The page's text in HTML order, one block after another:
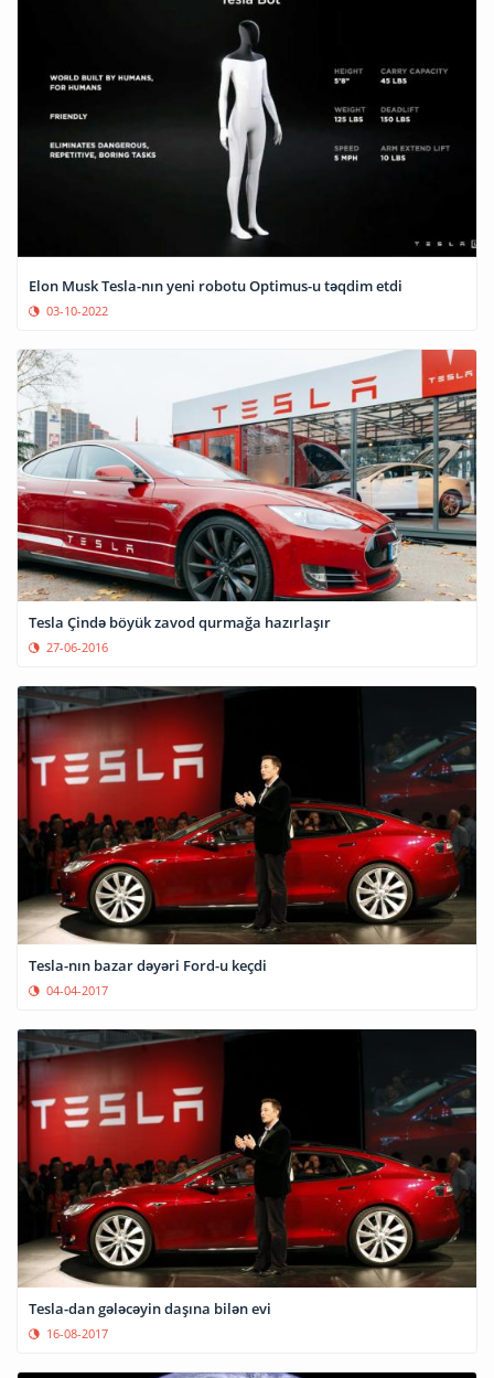
Elon Musk Tesla-nın yeni robotu Optimus-u təqdim etdi
03-10-2022
Tesla Çində böyük zavod qurmağa hazırlaşır
27-06-2016
Tesla-nın bazar dəyəri Ford-u keçdi
04-04-2017
Tesla-dan gələcəyin daşına bilən evi
16-08-2017